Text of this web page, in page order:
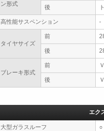
ン形式
後
高性能サスペンション -
タイヤサイズ
前
後
ブレーキ形式
前
後
エク
大型ガラスルーフ ○